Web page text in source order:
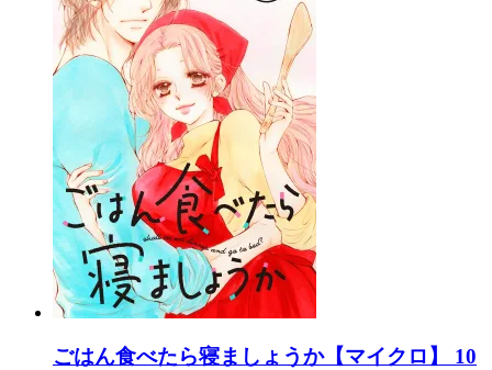
ごはん食べたら寝ましょうか【マイクロ】 10